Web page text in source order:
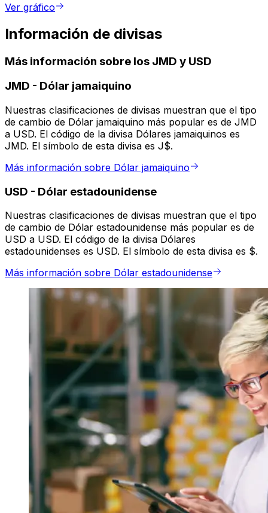
Ver gráfico
Información de divisas
Más información sobre los JMD y USD
JMD - Dólar jamaiquino
Nuestras clasificaciones de divisas muestran que el tipo
de cambio de Dólar jamaiquino más popular es de JMD
a USD. El código de la divisa Dólares jamaiquinos es
JMD. El símbolo de esta divisa es J$.
Más información sobre Dólar jamaiquino
USD - Dólar estadounidense
Nuestras clasificaciones de divisas muestran que el tipo
de cambio de Dólar estadounidense más popular es de
USD a USD. El código de la divisa Dólares
estadounidenses es USD. El símbolo de esta divisa es $.
Más información sobre Dólar estadounidense